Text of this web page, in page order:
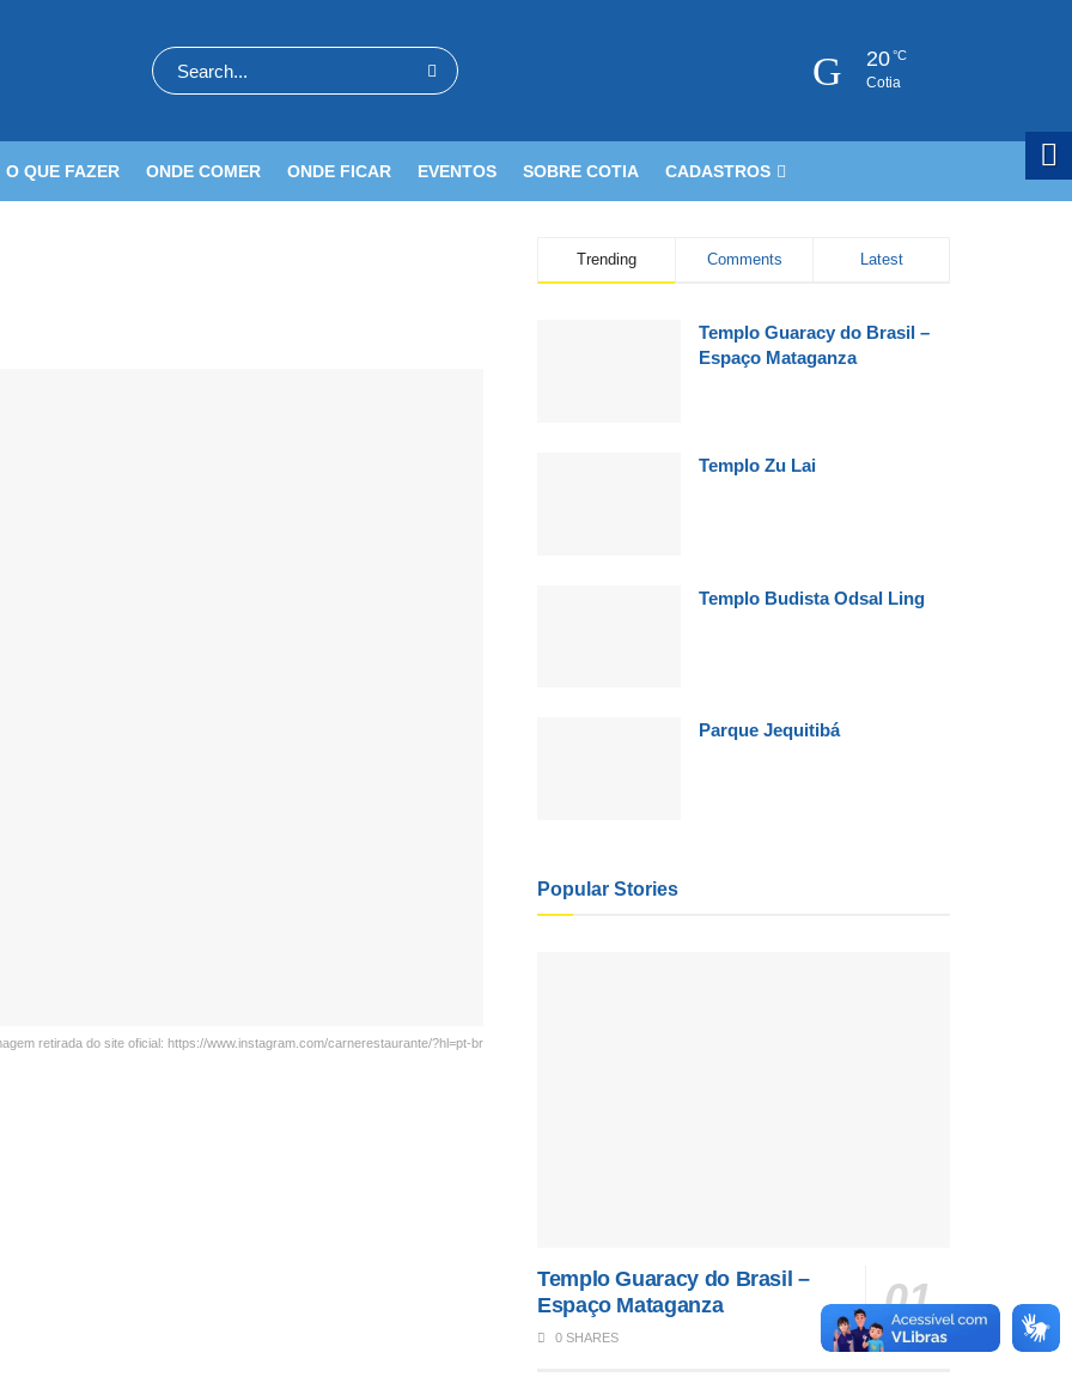
20°C
Cotia
O QUE FAZER ONDE COMER ONDE FICAR EVENTOS SOBRE COTIA CADASTROS
retirada do site oficial: https://www.instagram.com/carnerestaurante/?hl=pt-br
Trending Comments Latest
Templo Guaracy do Brasil –
Espaço Mataganza
Templo Zu Lai
Templo Budista Odsal Ling
Parque Jequitibá
Popular Stories
Templo Guaracy do Brasil –
Espaço Mataganza
0 SHARES